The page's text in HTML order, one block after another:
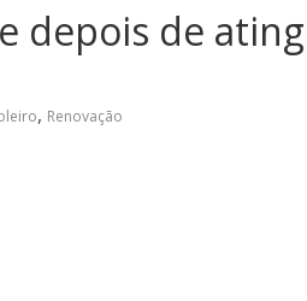
depois de
, Renovação